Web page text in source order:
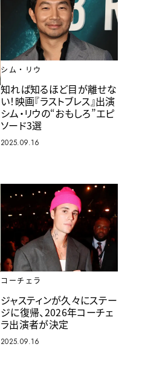
シム・リウ
知れば知るほど目が離せな
い！映画『ラストブレス』出演
シム・リウの“おもしろ”エピ
ソード3選
2025.09.16
コーチェラ
ジャスティンが久々にステー
ジに復帰、2026年コーチェ
ラ出演者が決定
2025.09.16